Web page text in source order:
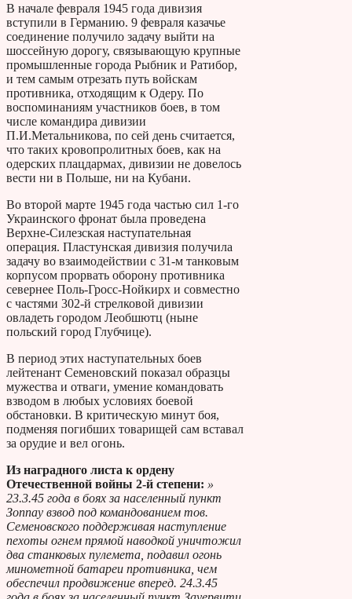
В начале февраля 1945 года дивизия
вступили в Германию. 9 февраля казачье
соединение получило задачу выйти на
шоссейную дорогу, связывающую крупные
промышленные города Рыбник и Ратибор,
и тем самым отрезать путь войскам
противника, отходящим к Одеру. По
воспоминаниям участников боев, в том
числе командира дивизии
П.И.Метальникова, по сей день считается,
что таких кровопролитных боев, как на
одерских плацдармах, дивизии не довелось
вести ни в Польше, ни на Кубани.
Во второй марте 1945 года частью сил 1-го
Украинского фронат была проведена
Верхне-Силезская наступательная
операция. Пластунская дивизия получила
задачу во взаимодействии с 31-м танковым
корпусом прорвать оборону противника
севернее Поль-Гросс-Нойкирх и совместно
с частями 302-й стрелковой дивизии
овладеть городом Леобшютц (ныне
польский город Глубчице).
В период этих наступательных боев
лейтенант Семеновский показал образцы
мужества и отваги, умение командовать
взводом в любых условиях боевой
обстановки. В критическую минут боя,
подменяя погибших товарищей сам вставал
за орудие и вел огонь.
Из наградного листа к ордену
Отечественной войны 2-й степени: »
23.3.45 года в боях за населенный пункт
Зоппау взвод под командованием тов.
Семеновского поддерживая наступление
пехоты огнем прямой наводкой уничтожил
два станковых пулемета, подавил огонь
минометной батареи противника, чем
обеспечил продвижение вперед. 24.3.45